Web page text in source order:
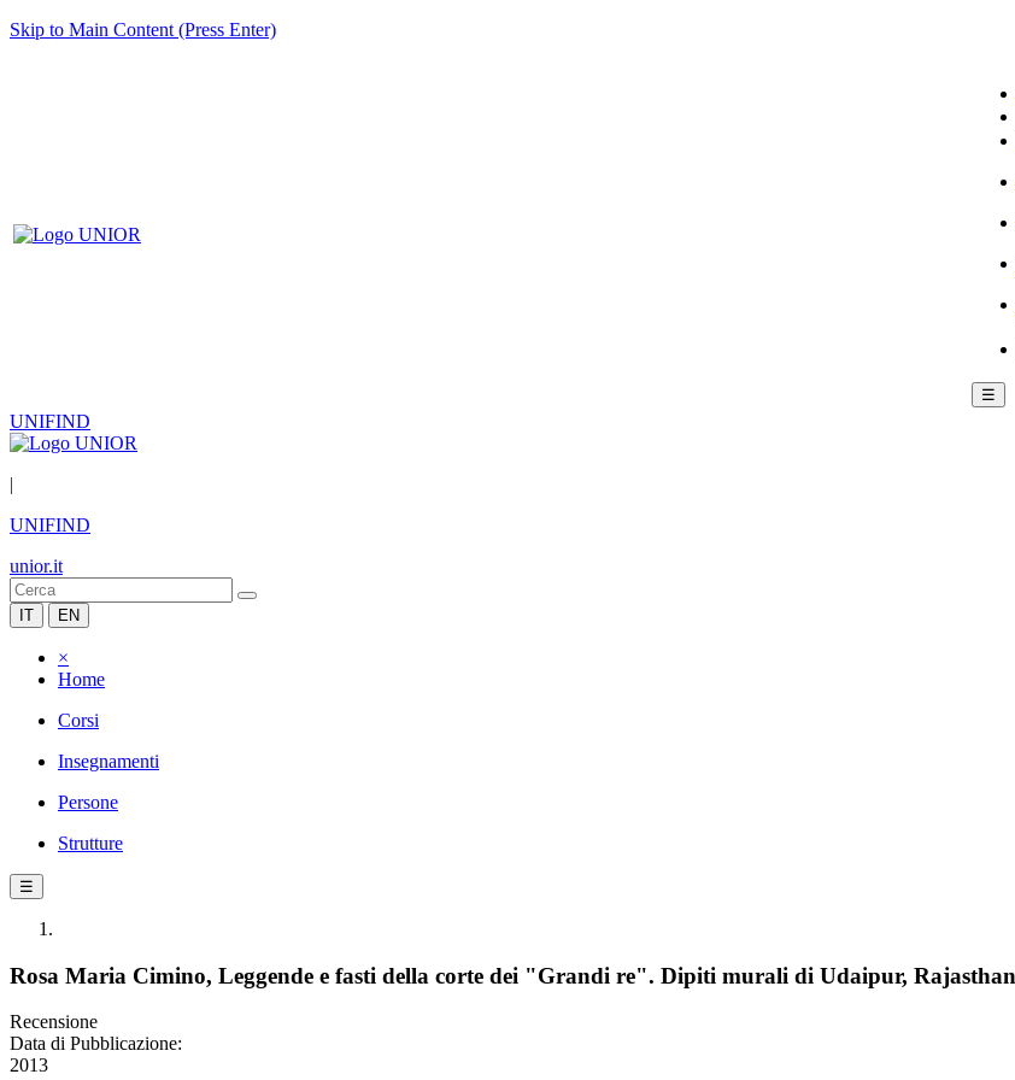
Skip to Main Content (Press Enter)
☰
UNIFIND
|
UNIFIND
unior.it
IT EN
×
Home
Corsi
Insegnamenti
Persone
Strutture
☰
Rosa Maria Cimino, Leggende e fasti della corte dei "Grandi re". Dipiti murali di Udaipur, Rajasthan
Recensione
Data di Pubblicazione:
2013